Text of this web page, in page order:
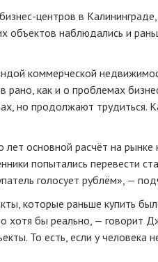
бизнес-центров в
объектов наблюдались и
коммерческой
рано, как и о проблемах
но продолжают трудиться.
основной расчёт на
попытались перевести
голосует рублём», —
которые раньше купить
хотя бы реально, — говорит
То есть, если у человека